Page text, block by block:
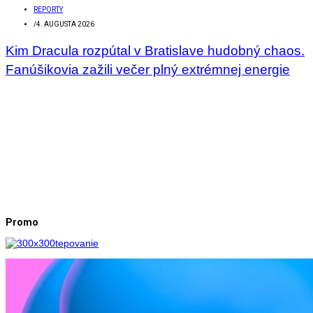
REPORTY
/4. AUGUSTA 2026
Kim Dracula rozpútal v Bratislave hudobný chaos.
Fanúšikovia zažili večer plný extrémnej energie
Promo